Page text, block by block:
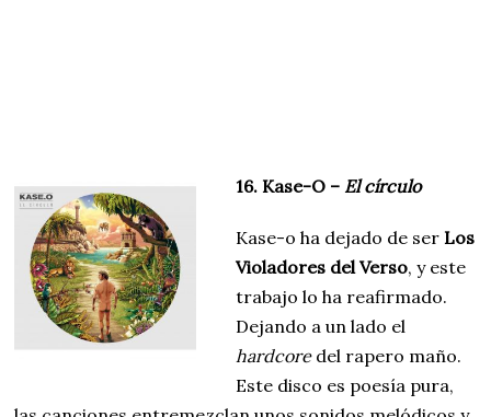
16. Kase-O – El círculo
Kase-o ha dejado de serLos
Violadores del Verso, y este
trabajo lo ha reafirmado.
Dejando a un lado el
hardcoredel rapero maño.
Este disco es poesía pura,